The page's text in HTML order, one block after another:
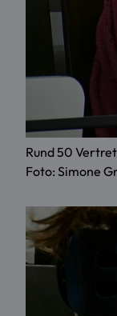
Rund 50
Foto: Simone